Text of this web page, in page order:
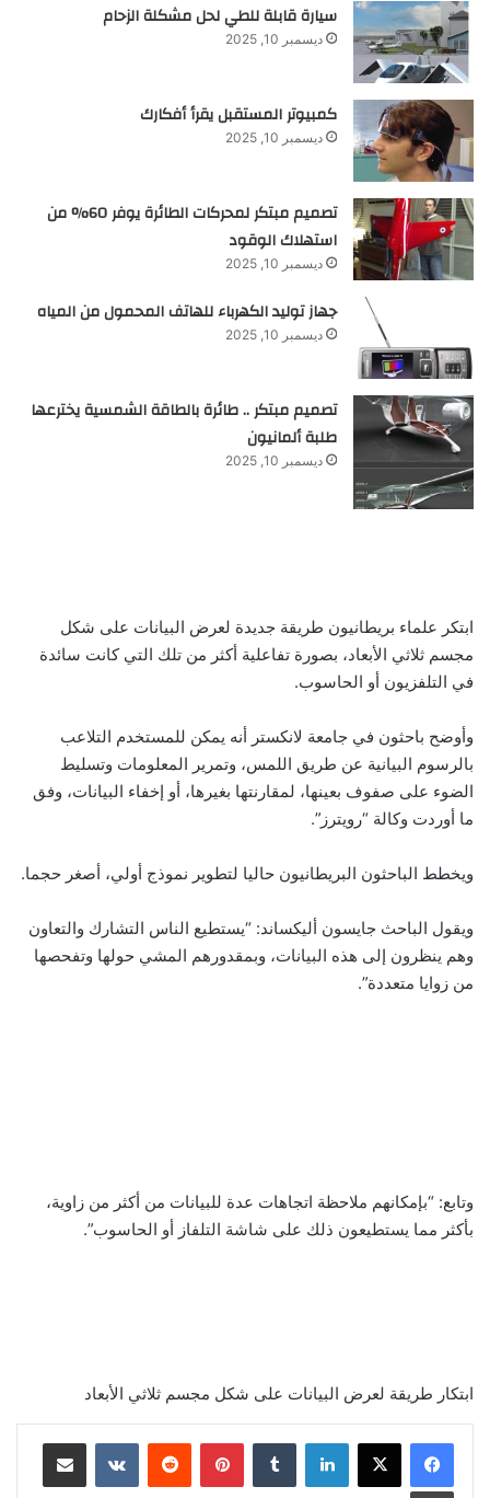
سيارة قابلة للطي لحل مشكلة الزحام
ديسمبر 10, 2025
كمبيوتر المستقبل يقرأ أفكارك
ديسمبر 10, 2025
تصميم مبتكر لمحركات الطائرة يوفر 60% من
استهلاك الوقود
ديسمبر 10, 2025
جهاز توليد الكهرباء للهاتف المحمول من المياه
ديسمبر 10, 2025
تصميم مبتكر .. طائرة بالطاقة الشمسية يخترعها
طلبة ألمانيون
ديسمبر 10, 2025
ابتكر علماء بريطانيون طريقة جديدة لعرض البيانات على شكل
مجسم ثلاثي الأبعاد، بصورة تفاعلية أكثر من تلك التي كانت سائدة
في التلفزيون أو الحاسوب.
وأوضح باحثون في جامعة لانكستر أنه يمكن للمستخدم التلاعب
بالرسوم البيانية عن طريق اللمس، وتمرير المعلومات وتسليط
الضوء على صفوف بعينها، لمقارنتها بغيرها، أو إخفاء البيانات، وفق
ما أوردت وكالة “رويترز”.
ويخطط الباحثون البريطانيون حاليا لتطوير نموذج أولي، أصغر حجما.
ويقول الباحث جايسون أليكساند: “يستطيع الناس التشارك والتعاون
وهم ينظرون إلى هذه البيانات، وبمقدورهم المشي حولها وتفحصها
من زوايا متعددة”.
وتابع: “بإمكانهم ملاحظة اتجاهات عدة للبيانات من أكثر من زاوية،
بأكثر مما يستطيعون ذلك على شاشة التلفاز أو الحاسوب”.
ابتكار طريقة لعرض البيانات على شكل مجسم ثلاثي الأبعاد
لينكدإن بينتيريست